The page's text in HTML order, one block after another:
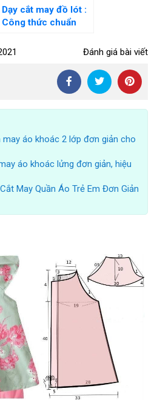
Dạy cắt may đồ lót :
Công thức chuẩn
bắt đầu
Đánh giá bài viết
áo khoác 2 lớp đơn giản cho
áo khoác lửng đơn giản, hiệu
May Quần Áo Trẻ Em Đơn Giản